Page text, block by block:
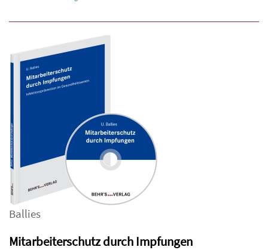
Ballies
Mitarbeiterschutz durch Impfungen